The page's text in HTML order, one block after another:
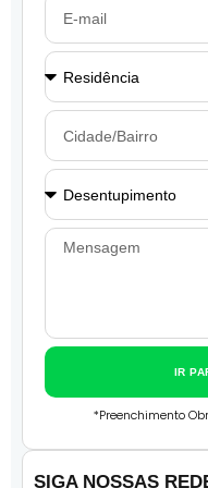
IR
*Preenchimento
SIGA NOSSAS